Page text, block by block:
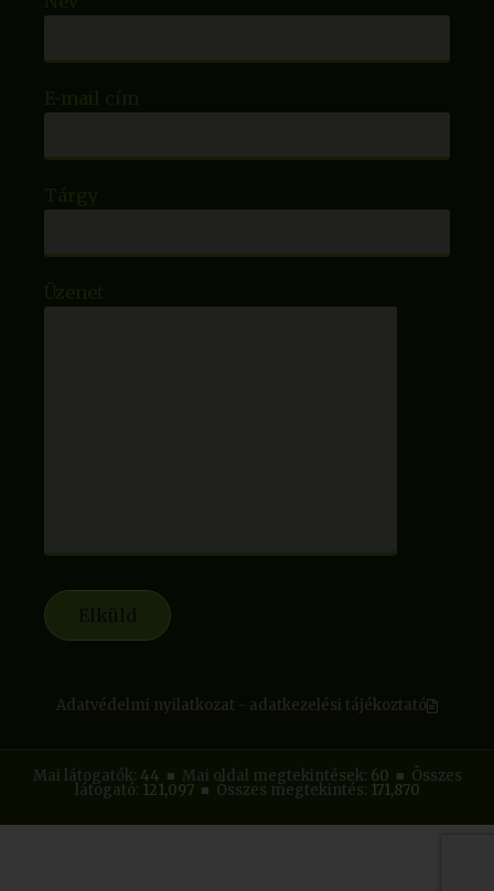
Adatvédelmi nyilatkozat - adatkezelési tájékoztató
Mai látogatók: 44 ■ Mai oldal megtekintések: 60 ■ Összes
látogató: 121,097■ Összes megtekintés: 171,870